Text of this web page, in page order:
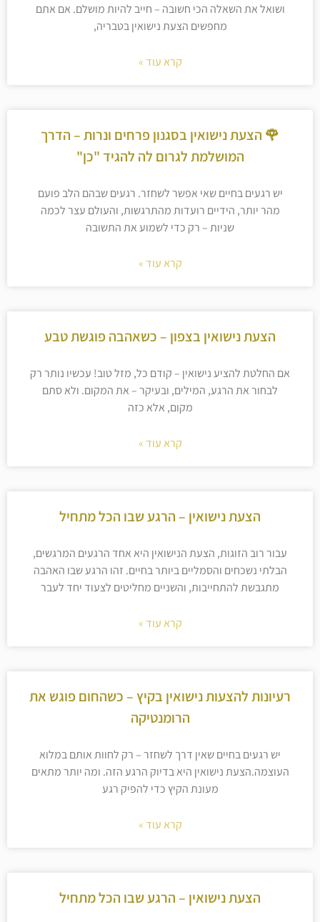
ושואל את השאלה הכי חשובה – חייב להיות מושלם. אם אתם
מחפשים הצעת נישואין בטבריה,
קרא עוד »
🌹 הצעת נישואין בסגנון פרחים ונרות – הדרך
המושלמת לגרום לה להגיד "כן"
יש רגעים בחיים שאי אפשר לשחזר. רגעים שבהם הלב פועם
מהר יותר, הידיים רועדות מהתרגשות, והעולם עצר לכמה
שניות – רק כדי לשמוע את התשובה
קרא עוד »
הצעת נישואין בצפון – כשאהבה פוגשת טבע
אם החלטת להציע נישואין – קודם כל, מזל טוב! עכשיו נותר רק
לבחור את הרגע, המילים, ובעיקר – את המקום. ולא סתם
מקום, אלא כזה
קרא עוד »
הצעת נישואין – הרגע שבו הכל מתחיל
עבור רוב הזוגות, הצעת הנישואין היא אחד הרגעים המרגשים,
הבלתי נשכחים והסמליים ביותר בחיים. זהו הרגע שבו האהבה
מתגבשת להתחייבות, והשניים מחליטים לצעוד יחד לעבר
קרא עוד »
רעיונות להצעות נישואין בקיץ – כשהחום פוגש את
הרומנטיקה
יש רגעים בחיים שאין דרך לשחזר – רק לחוות אותם במלוא
העוצמה.הצעת נישואין היא בדיוק הרגע הזה. ומה יותר מתאים
מעונת הקיץ כדי להפיק רגע
קרא עוד »
הצעת נישואין – הרגע שבו הכל מתחיל